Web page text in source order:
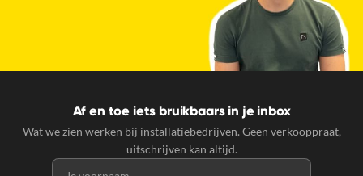
Af en toe iets bruikbaars in je inbox
Wat we zien werken bij installatiebedrijven. Geen verkooppraat,
uitschrijven kan altijd.
Voornaam
E-mailadres